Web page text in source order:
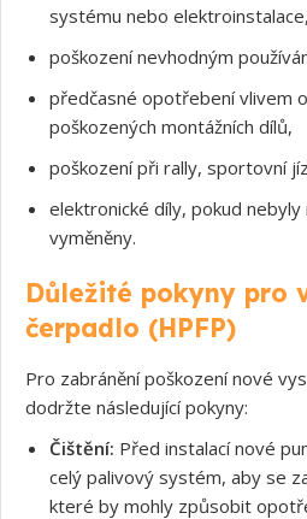
systému nebo elektroinstalace,
poškození nevhodným
předčasné opotřebení vlivem
poškozených montážních dílů,
poškození při rally, sportovní
elektronické díly, pokud
vyměněny.
Důležité pokyny pro
čerpadlo (HPFP)
Pro zabránění poškození nové
dodržte následující pokyny:
Čištění: Před instalací nové
celý palivový systém, aby se
které by mohly způsobit